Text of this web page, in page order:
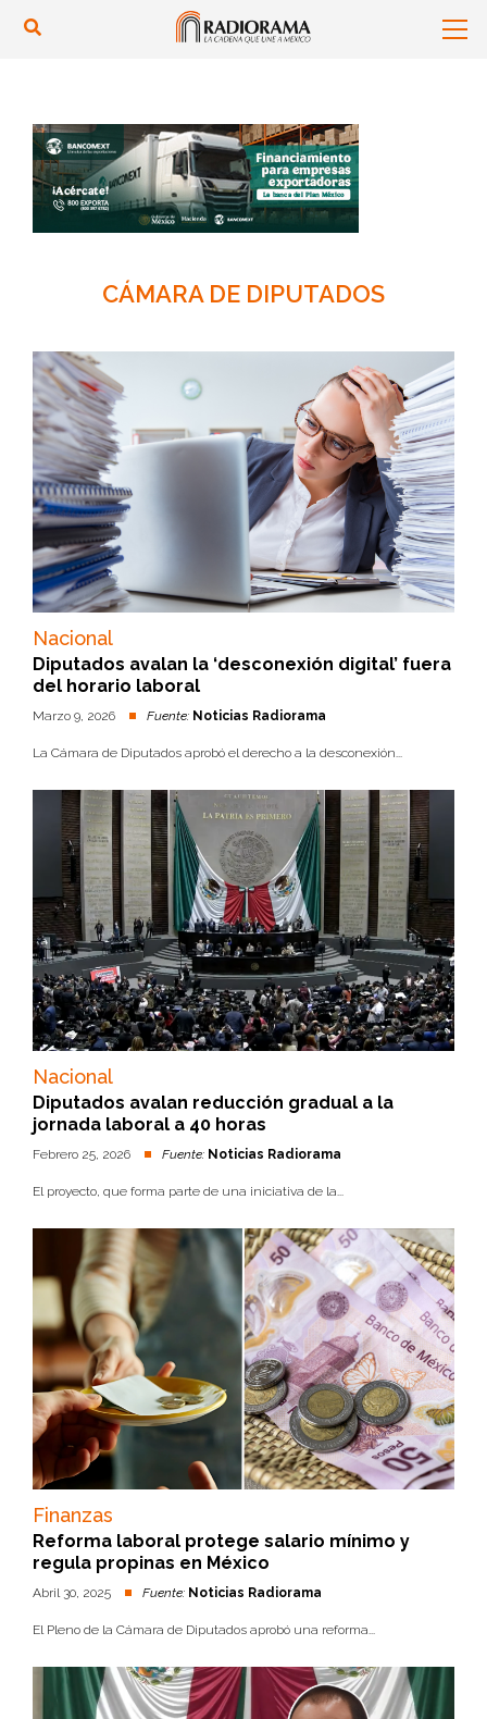
CÁMARA DE DIPUTADOS
Nacional
Diputados avalan la ‘desconexión digital’ fuera
del horario laboral
Marzo 9, 2026 Fuente: Noticias Radiorama
La Cámara de Diputados aprobó el derecho a la desconexión...
Nacional
Diputados avalan reducción gradual a la
jornada laboral a 40 horas
Febrero 25, 2026 Fuente: Noticias Radiorama
El proyecto, que forma parte de una iniciativa de la...
Finanzas
Reforma laboral protege salario mínimo y
regula propinas en México
Abril 30, 2025 Fuente: Noticias Radiorama
El Pleno de la Cámara de Diputados aprobó una reforma...